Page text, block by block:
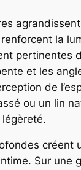
agrandissent
la
pertinentes
et les
de
ou un lin
créent
Sur une